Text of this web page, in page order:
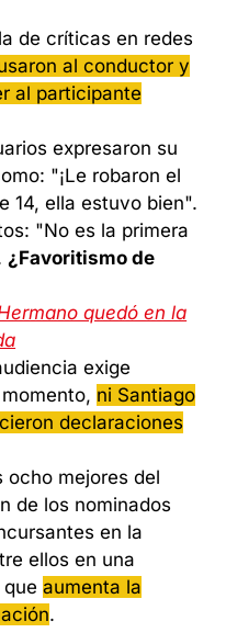
de críticas en redes
al conductor y
al participante
expresaron su
"¡Le robaron el
14, ella estuvo bien".
"No es la primera
¿Favoritismo de
quedó en la
exige
ni Santiago
declaraciones
ocho mejores del
de los nominados
en la
ellos en una
queaumenta la
.